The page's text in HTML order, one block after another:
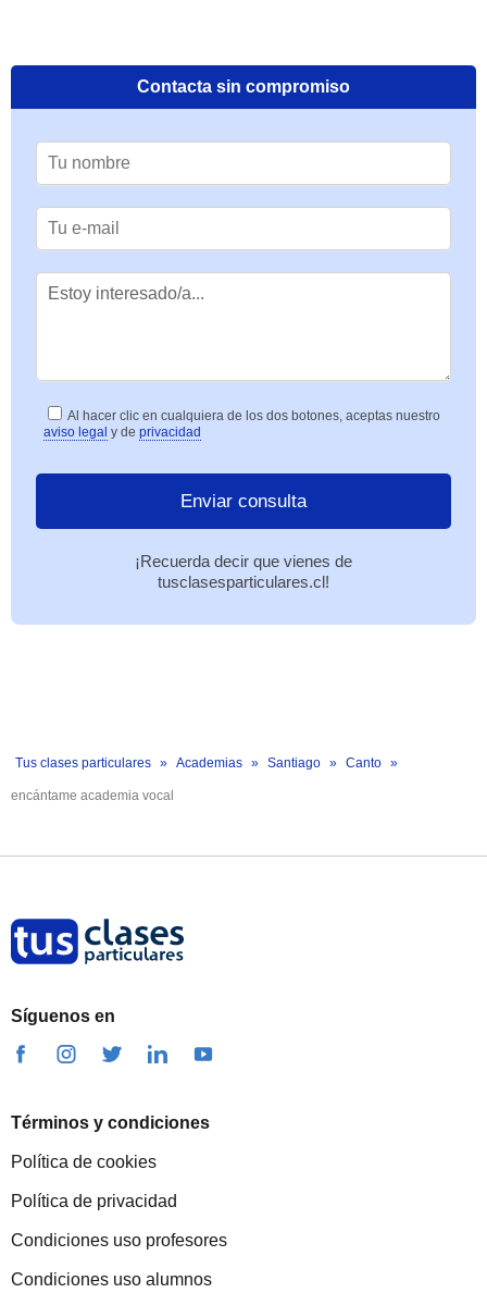
Contacta sin compromiso
Al hacer clic en cualquiera de los dos botones, aceptas nuestro
aviso legal y de privacidad
¡Recuerda decir que vienes de
tusclasesparticulares.cl!
Tus clases particulares Academias Santiago Canto
encántame academia vocal
Síguenos en
Términos y condiciones
Política de cookies
Política de privacidad
Condiciones uso profesores
Condiciones uso alumnos